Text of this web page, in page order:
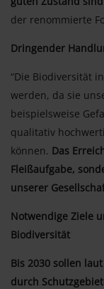
der renommierte
Dringender
“Die Biodiversität
werden, da sie
beispielsweise
qualitativ
können. Das
Fleißaufgabe,
unserer
Notwendige Ziele
Biodiversität
Bis 2030 sollen
durch